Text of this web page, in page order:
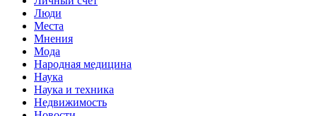
Люди
Места
Мнения
Мода
Народная медицина
Наука
Наука и техника
Недвижимость